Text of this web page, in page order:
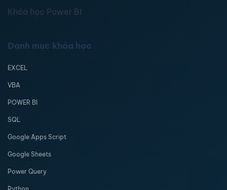
Khóa học Power BI
Danh mục khóa học
EXCEL
VBA
POWER BI
SQL
Google Apps Script
Google Sheets
Power Query